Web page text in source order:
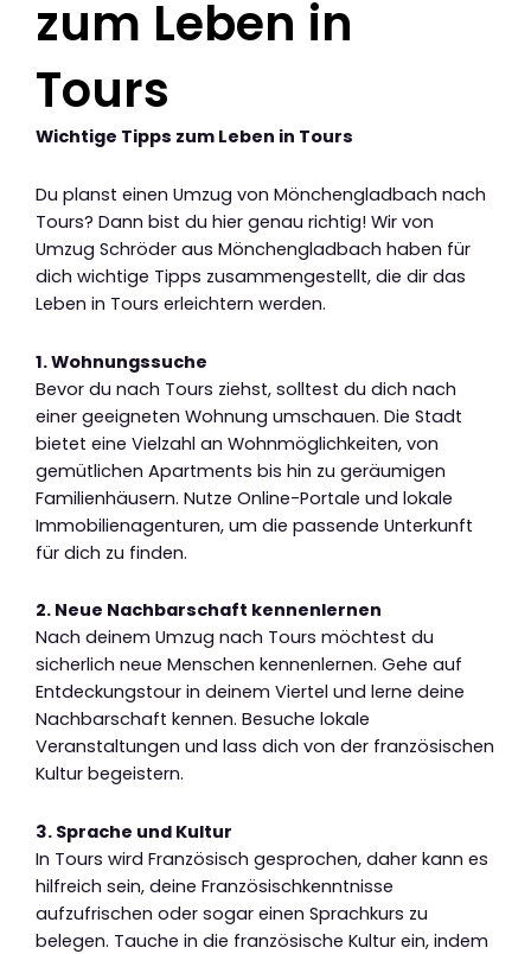
zum Leben in
Tours
Wichtige Tipps zum Leben in Tours
Du planst einen Umzug von Mönchengladbach nach
Tours? Dann bist du hier genau richtig! Wir von
Umzug Schröder aus Mönchengladbach haben für
dich wichtige Tipps zusammengestellt, die dir das
Leben in Tours erleichtern werden.
1. Wohnungssuche
Bevor du nach Tours ziehst, solltest du dich nach
einer geeigneten Wohnung umschauen. Die Stadt
bietet eine Vielzahl an Wohnmöglichkeiten, von
gemütlichen Apartments bis hin zu geräumigen
Familienhäusern. Nutze Online-Portale und lokale
Immobilienagenturen, um die passende Unterkunft
für dich zu finden.
2. Neue Nachbarschaft kennenlernen
Nach deinem Umzug nach Tours möchtest du
sicherlich neue Menschen kennenlernen. Gehe auf
Entdeckungstour in deinem Viertel und lerne deine
Nachbarschaft kennen. Besuche lokale
Veranstaltungen und lass dich von der französischen
Kultur begeistern.
3. Sprache und Kultur
In Tours wird Französisch gesprochen, daher kann es
hilfreich sein, deine Französischkenntnisse
aufzufrischen oder sogar einen Sprachkurs zu
belegen. Tauche in die französische Kultur ein, indem